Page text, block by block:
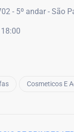
- 5º andar - São
Cosmeticos E